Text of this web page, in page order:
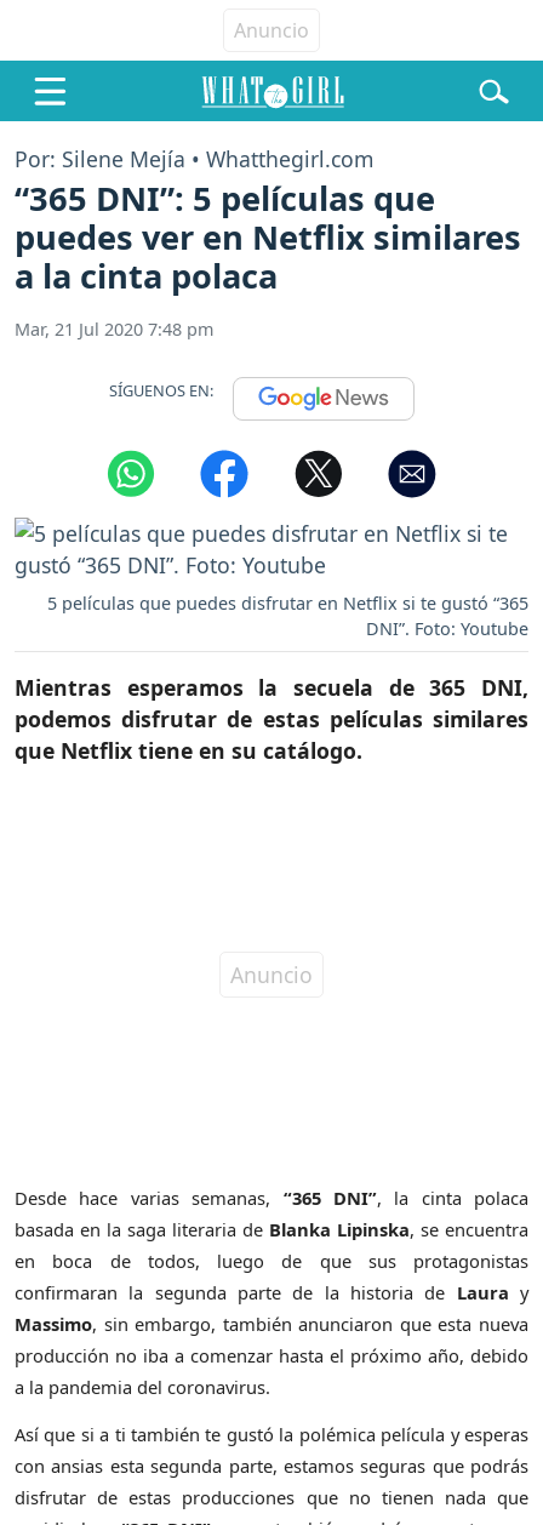
Por: Silene Mejía • Whatthegirl.com
“365 DNI”: 5 películas que
puedes ver en Netflix similares
a la cinta polaca
Mar, 21 Jul 2020 7:48 pm
SÍGUENOS EN:
5 películas que puedes disfrutar en Netflix si te gustó “365
DNI”. Foto: Youtube
Mientras esperamos la secuela de 365 DNI,
podemos disfrutar de estas películas similares
que Netflix tiene en su catálogo.
Desde hace varias semanas, “365 DNI”, la cinta polaca
basada en la saga literaria de Blanka Lipinska, se encuentra
en boca de todos, luego de que sus protagonistas
confirmaran la segunda parte de la historia de Lauray
Massimo, sin embargo, también anunciaron que esta nueva
producción no iba a comenzar hasta el próximo año, debido
a la pandemia del coronavirus.
Así que si a ti también te gustó la polémica película y esperas
con ansias esta segunda parte, estamos seguras que podrás
disfrutar de estas producciones que no tienen nada que